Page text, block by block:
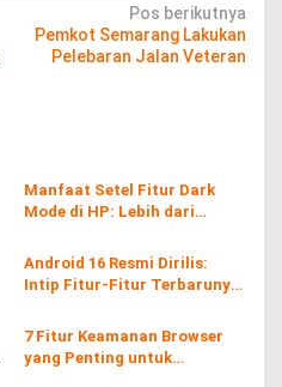
Pos berikutnya
Pemkot Semarang Lakukan
Pelebaran Jalan Veteran
Manfaat Setel Fitur Dark
Mode di HP: Lebih dari
Android 16 Resmi Dirilis:
Intip Fitur-Fitur Terbarunya
7 Fitur Keamanan Browser
yang Penting untuk